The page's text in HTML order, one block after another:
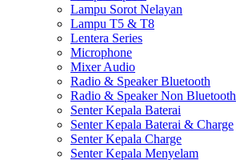
Lampu Sorot Nelayan
Lampu T5 & T8
Lentera Series
Microphone
Mixer Audio
Radio & Speaker Bluetooth
Radio & Speaker Non Bluetooth
Senter Kepala Baterai
Senter Kepala Baterai & Charge
Senter Kepala Charge
Senter Kepala Menyelam